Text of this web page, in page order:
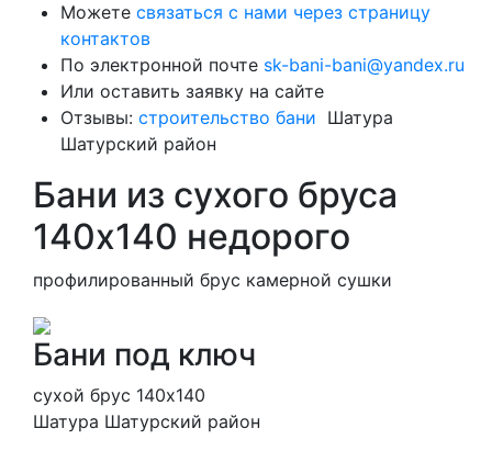
Можете связаться с нами через страницу
контактов
По электронной почте sk-bani-bani@yandex.ru
Или оставить заявку на сайте
Отзывы: строительство бани Шатура
Шатурский район
Бани из сухого бруса
140х140 недорого
профилированный брус камерной сушки
Бани под ключ
сухой брус 140х140
Шатура Шатурский район